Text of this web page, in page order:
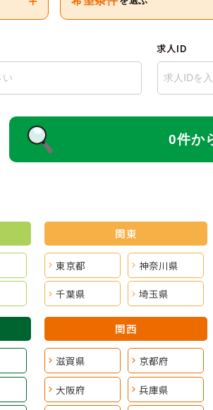
求人ID
0件か
関東
東京都 神奈川県
千葉県 埼玉県
関西
滋賀県 京都府
大阪府 兵庫県